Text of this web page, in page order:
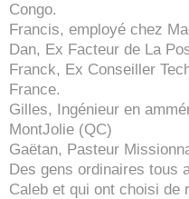
Congo.
Francis, employé chez
Dan, Ex Facteur de La
Franck, Ex Conseiller
France.
Gilles, Ingénieur en
MontJolie (QC)
Gaëtan, Pasteur
Des gens ordinaires tous
Caleb et qui ont choisi de